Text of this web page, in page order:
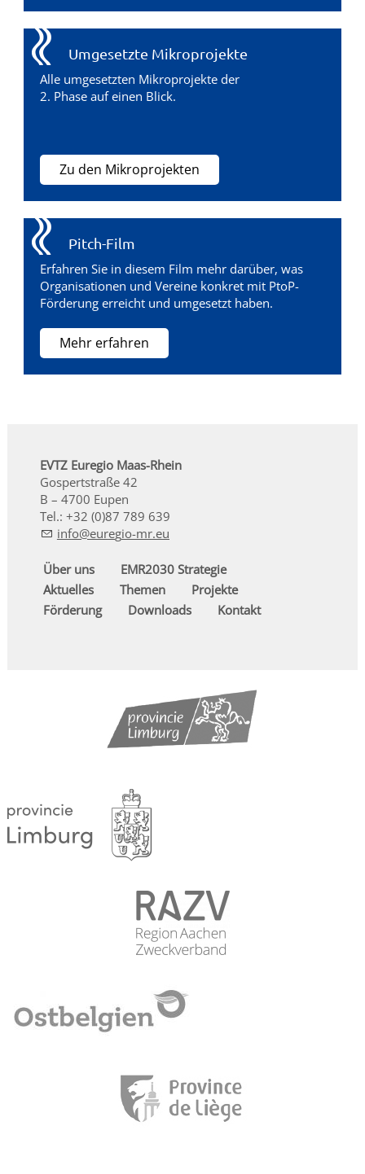
Umgesetzte Mikroprojekte
Alle umgesetzten Mikroprojekte der
2. Phase auf einen Blick.
Zu den Mikroprojekten
Pitch-Film
Erfahren Sie in diesem Film mehr darüber, was
Organisationen und Vereine konkret mit PtoP-
Förderung erreicht und umgesetzt haben.
Mehr erfahren
EVTZ Euregio Maas-Rhein
Gospertstraße 42
B – 4700 Eupen
Tel.: +32 (0)87 789 639
nf
r g -mr
Über uns
EMR2030 Strategie
Aktuelles
Themen
Projekte
Förderung
Downloads Kontakt